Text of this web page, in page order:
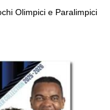
Olimpici e Paralimpici